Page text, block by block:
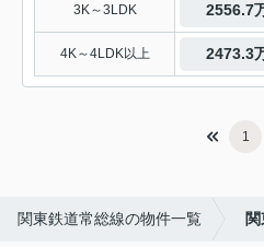
3K～3LDK 2556.7
4K～4LDK以上 2473.3
1
関東鉄道常総線の物件一覧